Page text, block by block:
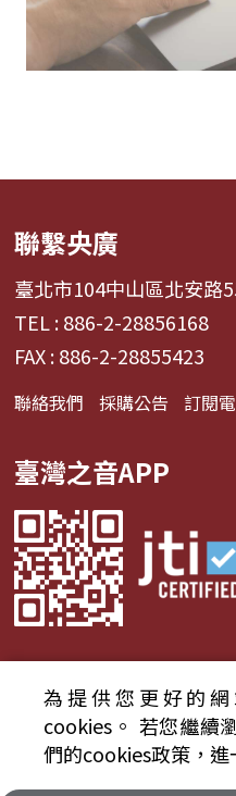
聯繫央廣
臺北市104中山區北安路
TEL : 886-2-28856168
FAX : 886-2-28855423
聯絡我們 採購公告 訂閱
臺灣之音APP
© 2024財團法人中
資通安全政策聲明
為提供您更好的
cookies。 若您繼續
們的cookies政策，進